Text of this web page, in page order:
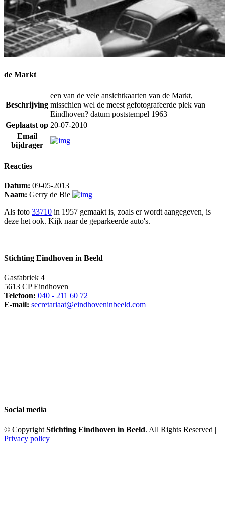
de Markt
Beschrijving
een van de vele ansichtkaarten van de Markt,
misschien wel de meest gefotografeerde plek van
Eindhoven? datum poststempel 1963
Geplaatst op 20-07-2010
Email
bijdrager
Reacties
Datum: 09-05-2013
Naam: Gerry de Bie
Als foto 33710 in 1957 gemaakt is, zoals er wordt aangegeven, is
deze het ook. Kijk naar de geparkeerde auto's.
Stichting Eindhoven in Beeld
Gasfabriek 4
5613 CP Eindhoven
Telefoon: 040 - 211 60 72
E-mail: secretariaat@eindhoveninbeeld.com
Social media
© CopyrightStichting Eindhoven in Beeld. All Rights Reserved |
Privacy policy